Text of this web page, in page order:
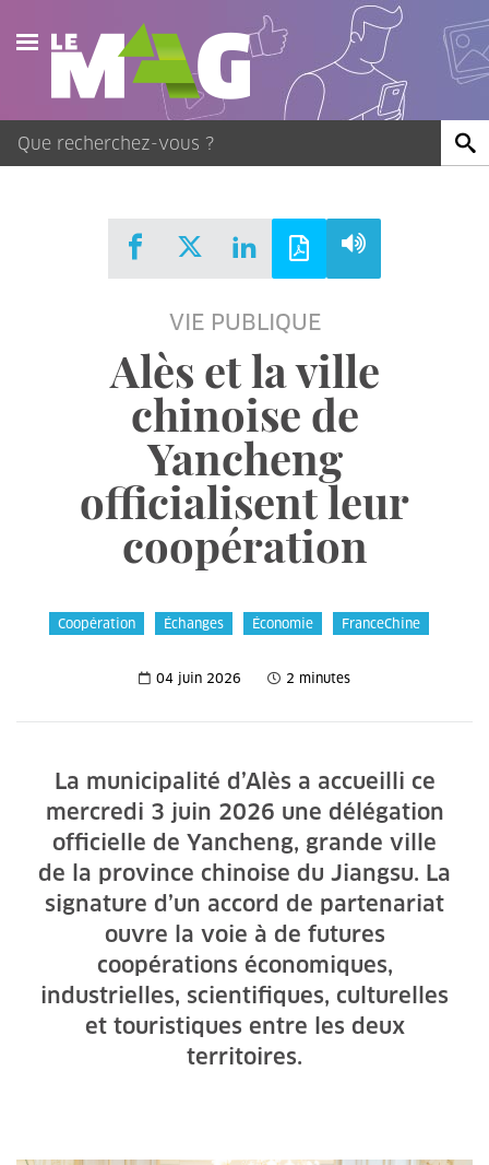
Actualités
Agenda
Publications
VIE PUBLIQUE
Alès et la ville
chinoise de
Yancheng
officialisent leur
coopération
Coopération Échanges Économie FranceChine
04 juin 2026 2 minutes
La municipalité d’Alès a accueilli ce
mercredi 3 juin 2026 une délégation
officielle de Yancheng, grande ville
de la province chinoise du Jiangsu. La
signature d’un accord de partenariat
ouvre la voie à de futures
coopérations économiques,
industrielles, scientifiques, culturelles
et touristiques entre les deux
territoires.